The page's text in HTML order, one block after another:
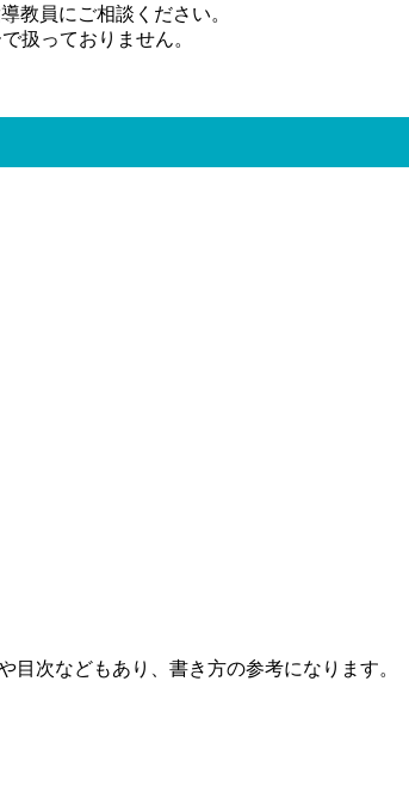
教員にご相談ください。
扱っておりません。
次などもあり、書き方の参考になります。